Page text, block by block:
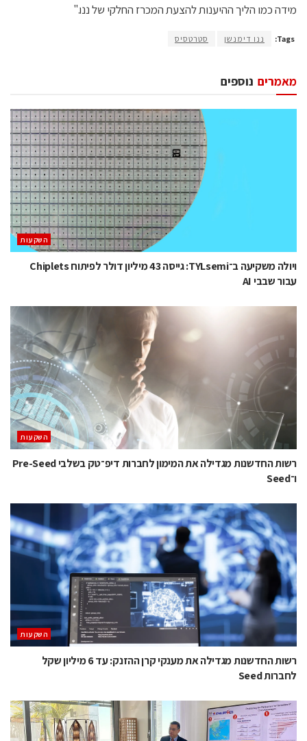
מידה כמו הליך ההיענות להצעת המכרז החלקי של ננו."
Tags: ננו דימנשן סטרטסיס
נוספים מאמרים
השקעות
ויולה משקיעה ב־TYLsemi: גייסה 43 מיליון דולר לפיתוח Chiplets
עבור שבבי AI
השקעות
רשות החדשנות מגדילה את המימון לחברות דיפ־טק בשלבי Pre-Seed
ו־Seed
השקעות
רשות החדשנות מגדילה את מענקי קרן ההזנק: עד 6 מיליון שקל
לחברות Seed